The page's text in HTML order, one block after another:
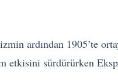
ardından 1905’te
sürdürürken